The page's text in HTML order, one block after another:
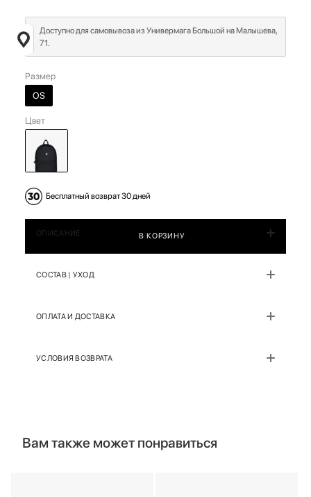
Доступно для самовывоза из Универмага Большой на Малышева,
71.
Размер
OS
Цвет
Бесплатный возврат 30 дней
В КОРЗИНУ
ОПИСАНИЕ
СОСТАВ | УХОД
ОПЛАТА И ДОСТАВКА
УСЛОВИЯ ВОЗВРАТА
Вам также может понравиться